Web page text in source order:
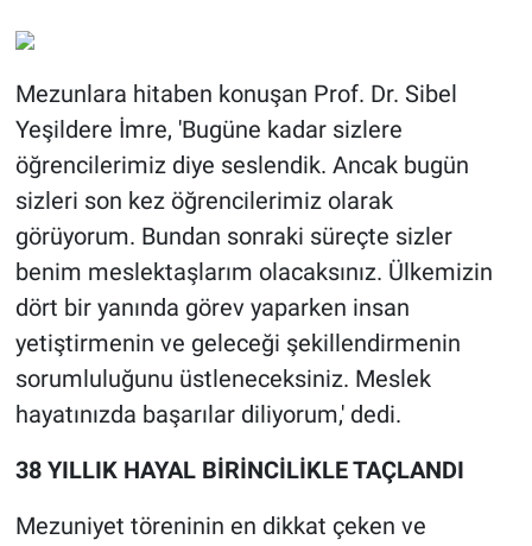
Mezunlara hitaben konuşan Prof. Dr. Sibel
Yeşildere İmre, 'Bugüne kadar sizlere
öğrencilerimiz diye seslendik. Ancak bugün
sizleri son kez öğrencilerimiz olarak
görüyorum. Bundan sonraki süreçte sizler
benim meslektaşlarım olacaksınız. Ülkemizin
dört bir yanında görev yaparken insan
yetiştirmenin ve geleceği şekillendirmenin
sorumluluğunu üstleneceksiniz. Meslek
hayatınızda başarılar diliyorum,' dedi.
38 YILLIK HAYAL BİRİNCİLİKLE TAÇLANDI
Mezuniyet töreninin en dikkat çeken ve